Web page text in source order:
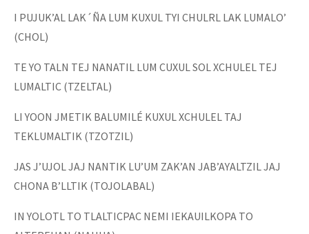
I PUJUK’AL LAK´ÑA LUM KUXUL TYI CHULRL LAK LUMALO’
(CHOL)
TE YO TALN TEJ NANATIL LUM CUXUL SOL XCHULEL TEJ
LUMALTIC (TZELTAL)
LI YOON JMETIK BALUMILÉ KUXUL XCHULEL TAJ
TEKLUMALTIK (TZOTZIL)
JAS J’UJOL JAJ NANTIK LU’UM ZAK’AN JAB’AYALTZIL JAJ
CHONA B’LLTIK (TOJOLABAL)
IN YOLOTL TO TLALTICPAC NEMI IEKAUILKOPA TO